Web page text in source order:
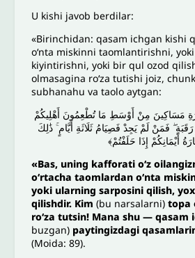
U kishi javob berdilar:
«Birinchidan: qasam ichgan kishi
o‘nta miskinni taomlantirishni,
kiyintirishni, yoki bir qul ozod
olmasagina ro‘za tutishi joiz,
subhanahu va taolo aytgan:
مَسَاكِينَ مِنْ أَوْسَطِ مَا تُطْعِمُونَ أَهْلِيكُمْ
فَمَنْ لَمْ يَجِدْ فَصِيَامُ ثَلَاثَةِ أَيَّامٍ ۚ ذَٰلِكَ
أَيْمَانِكُمْ إِذَا حَلَفْتُمْ﴾
«Bas, uning kafforati o‘z
o‘rtacha taomlardan o‘nta
yoki ularning sarposini qilish,
qilishdir. Kim(bu narsalarni) topa
ro‘za tutsin! Mana shu — qasam
buzgan) paytingizdagi
(Moida: 89).